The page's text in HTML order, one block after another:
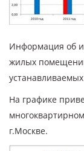
Информация об
жилых
На графике
г.Москве.